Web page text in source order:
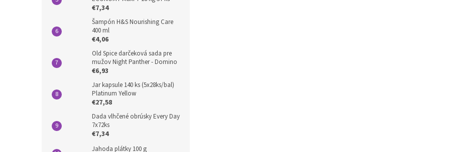
€7,34
Šampón H&S Nourishing Care
400 ml
€4,06
Old Spice darčeková sada pre
mužov Night Panther - Domino
€6,93
Jar kapsule 140 ks (5x28ks/bal)
Platinum Yellow
€27,58
Dada vlhčené obrúsky Every Day
7x72ks
€7,34
Jahoda plátky 100 g